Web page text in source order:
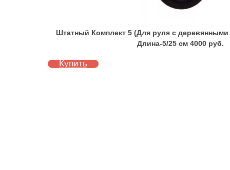
Штатный Комплект 5 (Для руля с
Длина-5/25 см 4000 руб.
Купить